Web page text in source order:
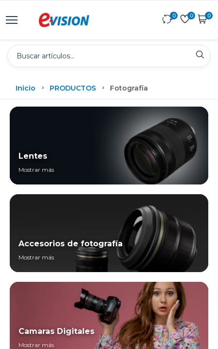
0 0 0
Inicio PRODUCTOS Fotografía
Lentes
Mostrar más
Accesorios de fotografía
Mostrar más
Camaras Digitales
Mostrar más